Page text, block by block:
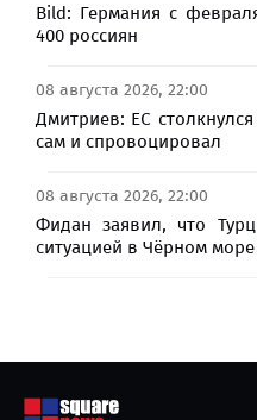
Bild: Германия с
400 россиян
08 августа 2026, 22:00
Дмитриев: ЕС
сам и спровоцировал
08 августа 2026, 22:00
Фидан заявил, что
ситуацией в Чёрном море